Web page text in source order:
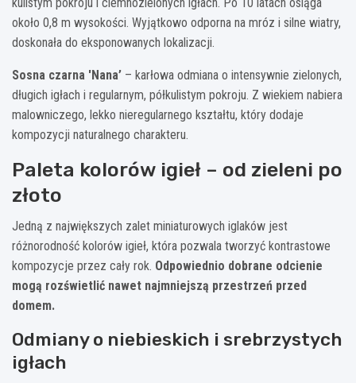
około 0,8 m wysokości. Wyjątkowo odporna na mróz i silne wiatry,
doskonała do eksponowanych lokalizacji.
Sosna czarna 'Nana’ – karłowa odmiana o intensywnie zielonych,
długich igłach i regularnym, półkulistym pokroju. Z wiekiem nabiera
malowniczego, lekko nieregularnego kształtu, który dodaje
kompozycji naturalnego charakteru.
Paleta kolorów igieł – od zieleni po
złoto
Jedną z największych zalet miniaturowych iglaków jest
różnorodność kolorów igieł, która pozwala tworzyć kontrastowe
kompozycje przez cały rok. Odpowiednio dobrane odcienie
mogą rozświetlić nawet najmniejszą przestrzeń przed
domem.
Odmiany o niebieskich i srebrzystych
igłach